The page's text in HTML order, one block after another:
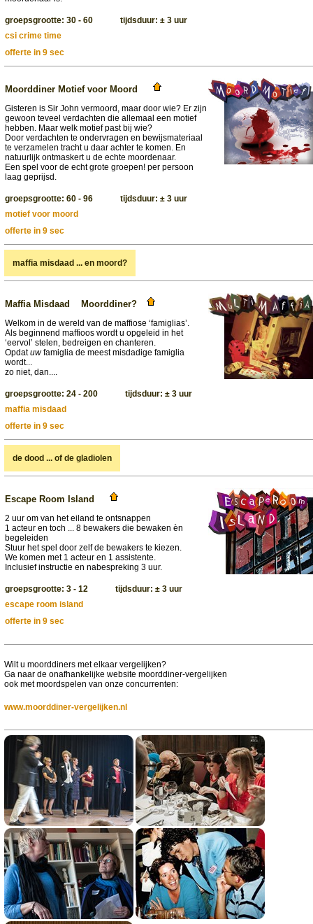
groepsgrootte: 30 - 60 tijdsduur: ± 3 uur
csi crime time
offerte in 9 sec
Moorddiner Motief voor Moord
Gisteren is Sir John vermoord, maar door wie? Er zijn
gewoon teveel verdachten die allemaal een motief
hebben. Maar welk motief past bij wie?
Door verdachten te ondervragen en bewijsmateriaal
te verzamelen tracht u daar achter te komen. En
natuurlijk ontmaskert u de echte moordenaar.
Een spel voor de echt grote groepen! per persoon
laag geprijsd.
groepsgrootte: 60 - 96 tijdsduur: ± 3 uur
motief voor moord
offerte in 9 sec
maffia misdaad ... en moord?
Maffia Misdaad Moorddiner?
Welkom in de wereld van de maffiose ‘famiglias’.
Als beginnend maffioos wordt u opgeleid in het
‘eervol’ stelen, bedreigen en chanteren.
Opdatuwfamiglia de meest misdadige famiglia
wordt...
zo niet, dan....
groepsgrootte: 24 - 200 tijdsduur: ± 3 uur
maffia misdaad
offerte in 9 sec
de dood ... of de gladiolen
Escape Room Island
2 uur om van het eiland te ontsnappen
1 acteur en toch ... 8 bewakers die bewaken èn
begeleiden
Stuur het spel door zelf de bewakers te kiezen.
We komen met 1 acteur en 1 assistente.
Inclusief instructie en nabespreking 3 uur.
groepsgrootte: 3 - 12 tijdsduur: ± 3 uur
escape room island
offerte in 9 sec
Wilt u moorddiners met elkaar vergelijken?
Ga naar de onafhankelijke website moorddiner-vergelijken
ook met moordspelen van onze concurrenten:
www.moorddiner-vergelijken.nl